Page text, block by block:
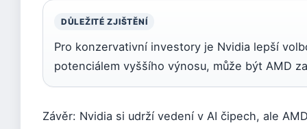
DŮLEŽITÉ ZJIŠTĚNÍ
Pro konzervativní investory je Nvidia lepší
potenciálem vyššího výnosu, může být AMD
Závěr: Nvidia si udrží vedení v AI čipech, ale